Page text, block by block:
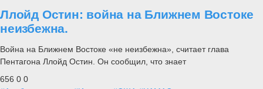
Ллойд Остин: война на Ближнем Востоке
неизбежна.
Война на Ближнем Востоке «не неизбежна», считает глава
Пентагона Ллойд Остин. Он сообщил, что знает
656 0 0